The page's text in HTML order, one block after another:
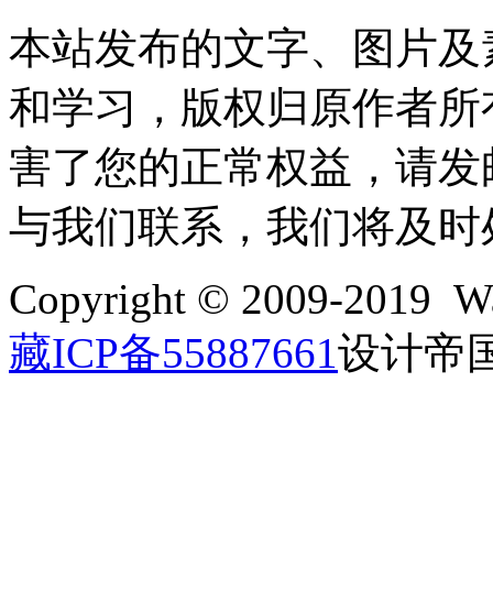
本站发布的文字、图片
和学习，版权归原作者
害了您的正常权益，请发
与我们联系，我们将及时
Copyright © 2009-2019
藏ICP备55887661设计帝